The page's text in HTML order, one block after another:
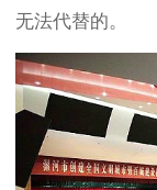
无法代替的。